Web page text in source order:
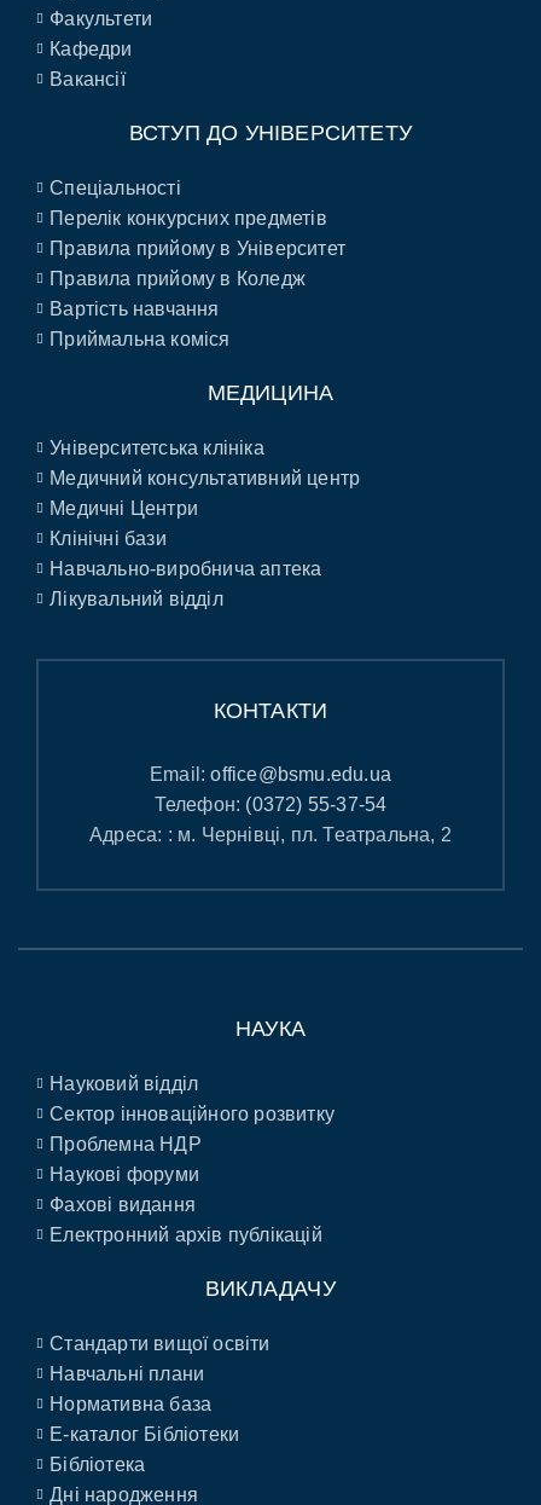
Факультети
Кафедри
Вакансії
ВСТУП ДО УНІВЕРСИТЕТУ
Спеціальності
Перелік конкурсних предметів
Правила прийому в Університет
Правила прийому в Коледж
Вартість навчання
Приймальна коміся
МЕДИЦИНА
Університетська клініка
Медичний консультативний центр
Медичні Центри
Клінічні бази
Навчально-виробнича аптека
Лікувальний відділ
КОНТАКТИ
Email:office@bsmu.edu.ua
Телефон: (0372) 55-37-54
Адреса: : м. Чернівці, пл. Театральна, 2
НАУКА
Науковий відділ
Сектор інноваційного розвитку
Проблемна НДР
Наукові форуми
Фахові видання
Електронний архів публікацій
ВИКЛАДАЧУ
Стандарти вищої освіти
Навчальні плани
Нормативна база
E-каталог Бібліотеки
Бібліотека
Дні народження